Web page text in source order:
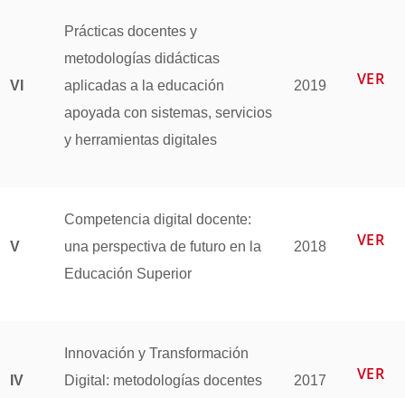
VI
Prácticas docentes y
metodologías didácticas
aplicadas a la educación
apoyada con sistemas, servicios
y herramientas digitales
2019 VER
V
Competencia digital docente:
una perspectiva de futuro en la
Educación Superior
2018 VER
IV
Innovación y Transformación
Digital: metodologías docentes
2017 VER